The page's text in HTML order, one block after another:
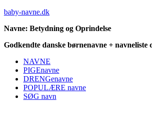
baby-navne.dk
Navne: Betydning og Oprindelse
Godkendte danske børnenavne +
NAVNE
PIGEnavne
DRENGenavne
POPULÆRE navne
SØG navn